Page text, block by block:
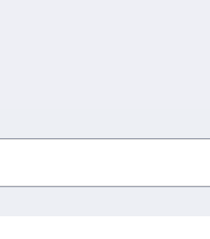
128 - 2100 páginas, Negro, Laser